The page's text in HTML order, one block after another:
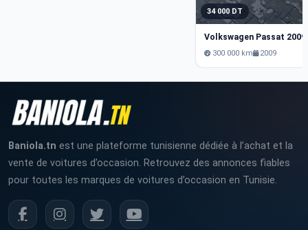
34 000 DT
300 000 km 2009
Baniola.tn est une plateforme tunisienne dédiée à l’achat et la
vente de voitures d’occasion. Retrouvez des annonces fiables
pour toutes les marques de voitures d’occasion en Tunisie.